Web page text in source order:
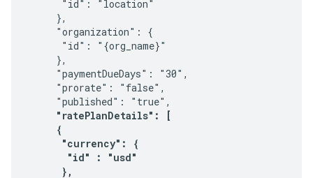
      "id": "location"
     },
     "organization": {
      "id": "{org_name}"
     },
     "paymentDueDays": "30",
     "prorate": "false",
     "published": "true",
"ratePlanDetails": [
     {
      "currency": {
       "id" : "usd"
      },